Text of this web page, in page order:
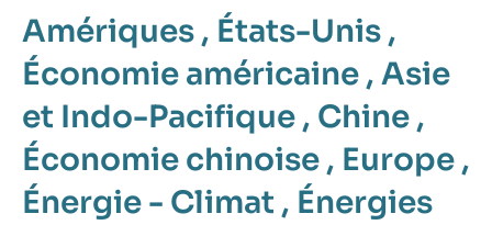
Amériques , États-Unis ,
Économie américaine , Asie
et Indo-Pacifique , Chine ,
Économie chinoise , Europe ,
Énergie - Climat , Énergies